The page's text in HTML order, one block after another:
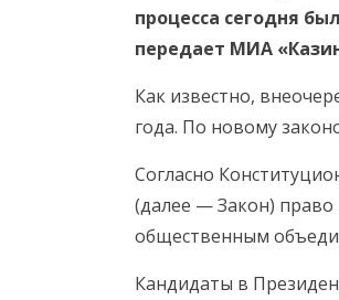
процесса сегодня
передает МИА
Как известно,
года. По новому
Согласно
(далее — Закон)
общественным
Кандидаты в